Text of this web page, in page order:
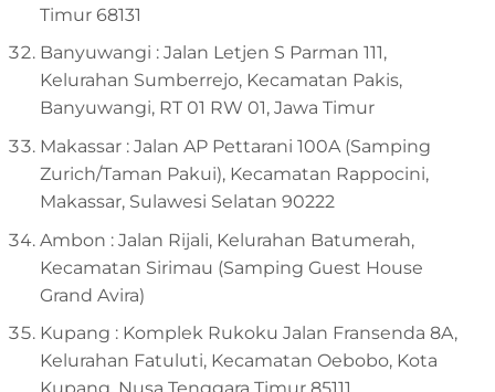
Timur 68131
Banyuwangi : Jalan Letjen S Parman 111,
Kelurahan Sumberrejo, Kecamatan Pakis,
Banyuwangi, RT 01 RW 01, Jawa Timur
Makassar : Jalan AP Pettarani 100A (Samping
Zurich/Taman Pakui), Kecamatan Rappocini,
Makassar, Sulawesi Selatan 90222
Ambon : Jalan Rijali, Kelurahan Batumerah,
Kecamatan Sirimau (Samping Guest House
Grand Avira)
Kupang : Komplek Rukoku Jalan Fransenda 8A,
Kelurahan Fatuluti, Kecamatan Oebobo, Kota